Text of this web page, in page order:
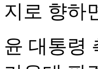
지로 향하
윤 대통령